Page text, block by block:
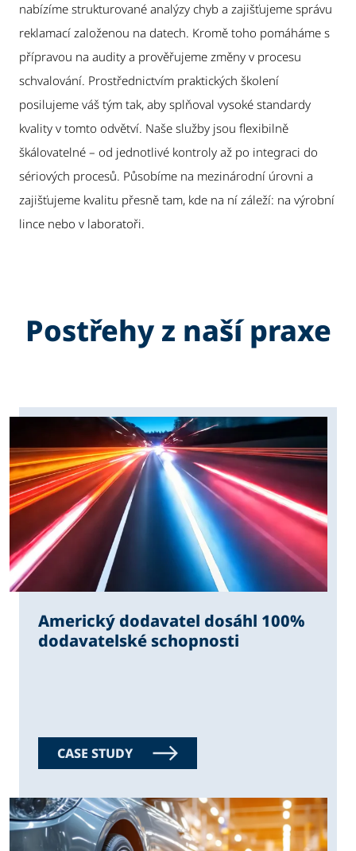
nabízíme strukturované analýzy chyb a zajišťujeme správu
reklamací založenou na datech. Kromě toho pomáháme s
přípravou na audity a prověřujeme změny v procesu
schvalování. Prostřednictvím praktických školení
posilujeme váš tým tak, aby splňoval vysoké standardy
kvality v tomto odvětví. Naše služby jsou flexibilně
škálovatelné – od jednotlivé kontroly až po integraci do
sériových procesů. Působíme na mezinárodní úrovni a
zajišťujeme kvalitu přesně tam, kde na ní záleží: na výrobní
lince nebo v laboratoři.
Postřehy z naší praxe
Americký dodavatel dosáhl 100%
dodavatelské schopnosti
CASE STUDY